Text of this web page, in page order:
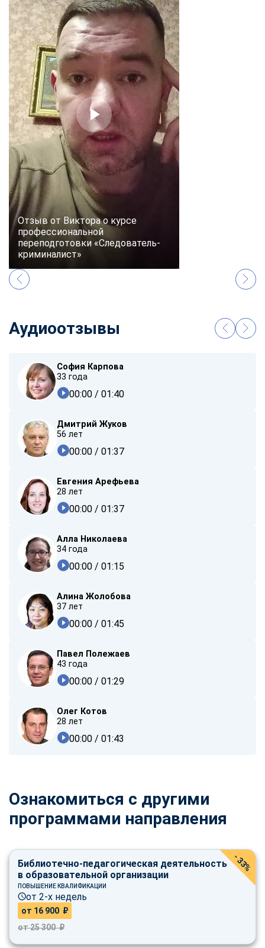
Отзыв от Виктора о курсе
профессиональной
переподготовки «Следователь-
криминалист»
Аудиоотзывы
София Карпова
33 года
00:00 / 01:40
Дмитрий Жуков
56 лет
00:00 / 01:37
Евгения Арефьева
28 лет
00:00 / 01:37
Алла Николаева
34 года
00:00 / 01:15
Алина Жолобова
37 лет
00:00 / 01:45
Павел Полежаев
43 года
00:00 / 01:29
Олег Котов
28 лет
00:00 / 01:43
Ознакомиться с другими
программами направления
Библиотечно-педагогическая деятельность
в образовательной организации
ПОВЫШЕНИЕ КВАЛИФИКАЦИИ
от 2-х недель
от 16 900 ₽
от 25 300 ₽
- 33%